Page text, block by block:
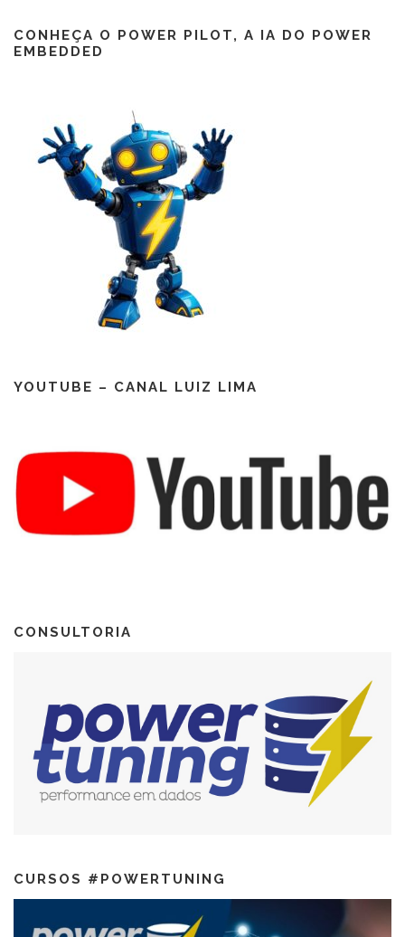
CONHEÇA O POWER PILOT, A IA DO POWER
EMBEDDED
YOUTUBE – CANAL LUIZ LIMA
CONSULTORIA
CURSOS #POWERTUNING